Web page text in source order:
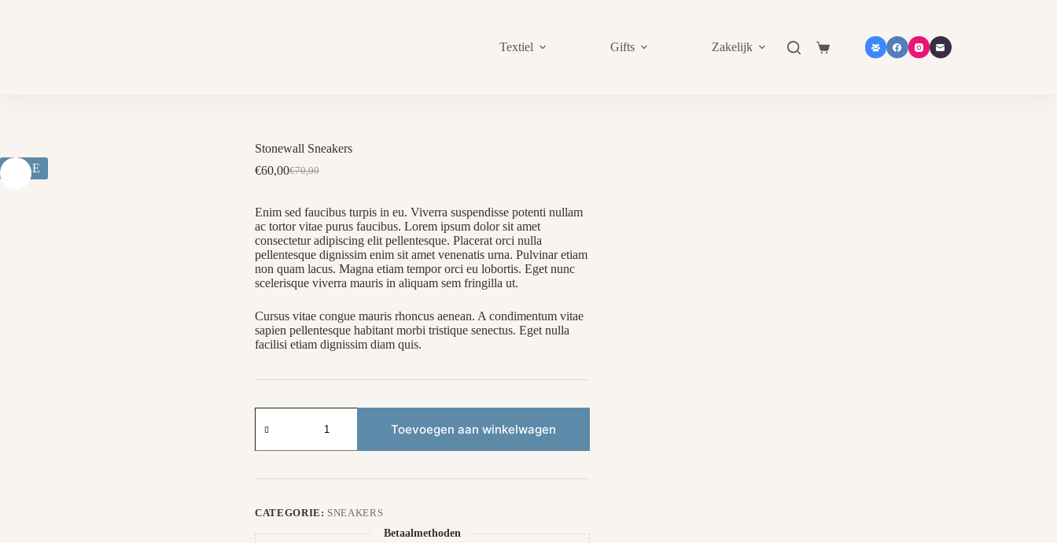
Textiel
Gifts Zakelijk Shop in shop Contact
Shopping
SALE
Stonewall Sneakers
€70,00
Oorspronkelijke
was:
€70,00.
€60,00Huidige
€60,00.
Enim sed faucibus turpis in eu. Viverra suspendisse potenti nullam
ac tortor vitae purus faucibus. Lorem ipsum dolor sit amet
consectetur adipiscing elit pellentesque. Placerat orci nulla
pellentesque dignissim enim sit amet venenatis urna. Pulvinar etiam
non quam lacus. Magna etiam tempor orci eu lobortis. Eget nunc
scelerisque viverra mauris in aliquam sem fringilla ut.
Cursus vitae congue mauris rhoncus aenean. A condimentum vitae
sapien pellentesque habitant morbi tristique senectus. Eget nulla
facilisi etiam dignissim diam quis.
Sneakers
Toevoegen aan winkelwagen
CATEGORIE: SNEAKERS
Betaalmethoden